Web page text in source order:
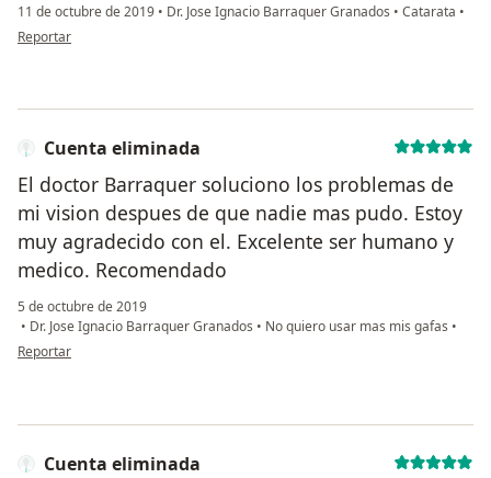
11 de octubre de 2019 • Dr. Jose Ignacio Barraquer Granados • Catarata •
en opinión del usuario Cuenta eliminada
Reportar
Cuenta eliminada
El doctor Barraquer soluciono los problemas de
mi vision despues de que nadie mas pudo. Estoy
muy agradecido con el. Excelente ser humano y
medico. Recomendado
5 de octubre de 2019
• Dr. Jose Ignacio Barraquer Granados • No quiero usar mas mis gafas •
en opinión del usuario Cuenta eliminada
Reportar
Cuenta eliminada